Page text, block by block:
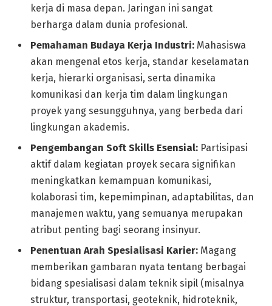
kerja di masa depan. Jaringan ini sangat
berharga dalam dunia profesional.
Pemahaman Budaya Kerja Industri: Mahasiswa
akan mengenal etos kerja, standar keselamatan
kerja, hierarki organisasi, serta dinamika
komunikasi dan kerja tim dalam lingkungan
proyek yang sesungguhnya, yang berbeda dari
lingkungan akademis.
Pengembangan Soft Skills Esensial: Partisipasi
aktif dalam kegiatan proyek secara signifikan
meningkatkan kemampuan komunikasi,
kolaborasi tim, kepemimpinan, adaptabilitas, dan
manajemen waktu, yang semuanya merupakan
atribut penting bagi seorang insinyur.
Penentuan Arah Spesialisasi Karier: Magang
memberikan gambaran nyata tentang berbagai
bidang spesialisasi dalam teknik sipil (misalnya
struktur, transportasi, geoteknik, hidroteknik,